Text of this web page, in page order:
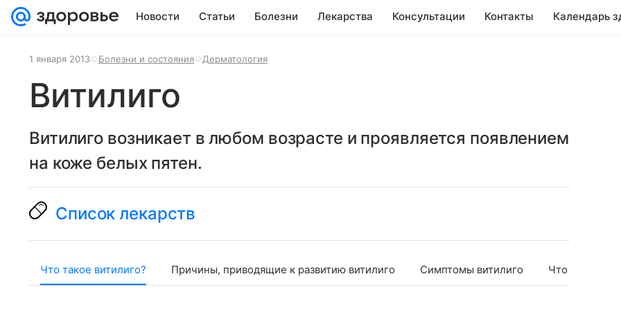
Новости Статьи Болезни Лекарства Консультации Контакты Календарь
1 января 2013 Болезни и состояния Дерматология
Витилиго
Витилиго возникает в любом возрасте и проявляется появлением
на коже белых пятен.
Список лекарств
Что такое витилиго? Причины, приводящие к развитию витилиго Симптомы витилиго Что может